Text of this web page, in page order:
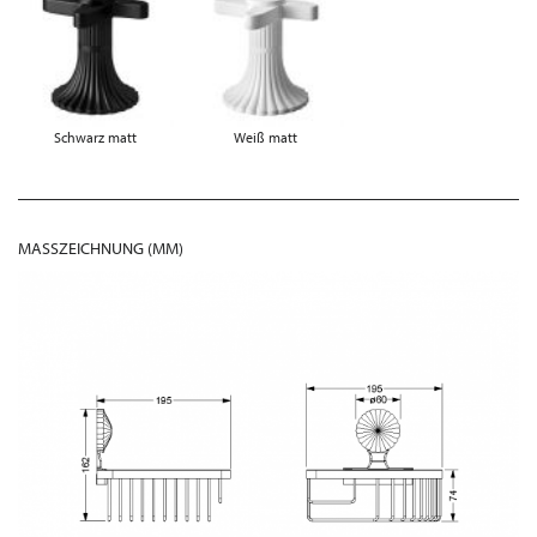
Schwarz matt Weiß matt
MASSZEICHNUNG (MM)